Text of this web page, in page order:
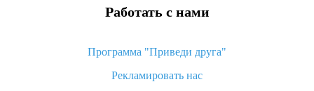
Работать с нами
Программа "Приведи друга"
Рекламировать нас